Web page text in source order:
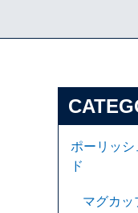
ポーリッ
ド
マグカ